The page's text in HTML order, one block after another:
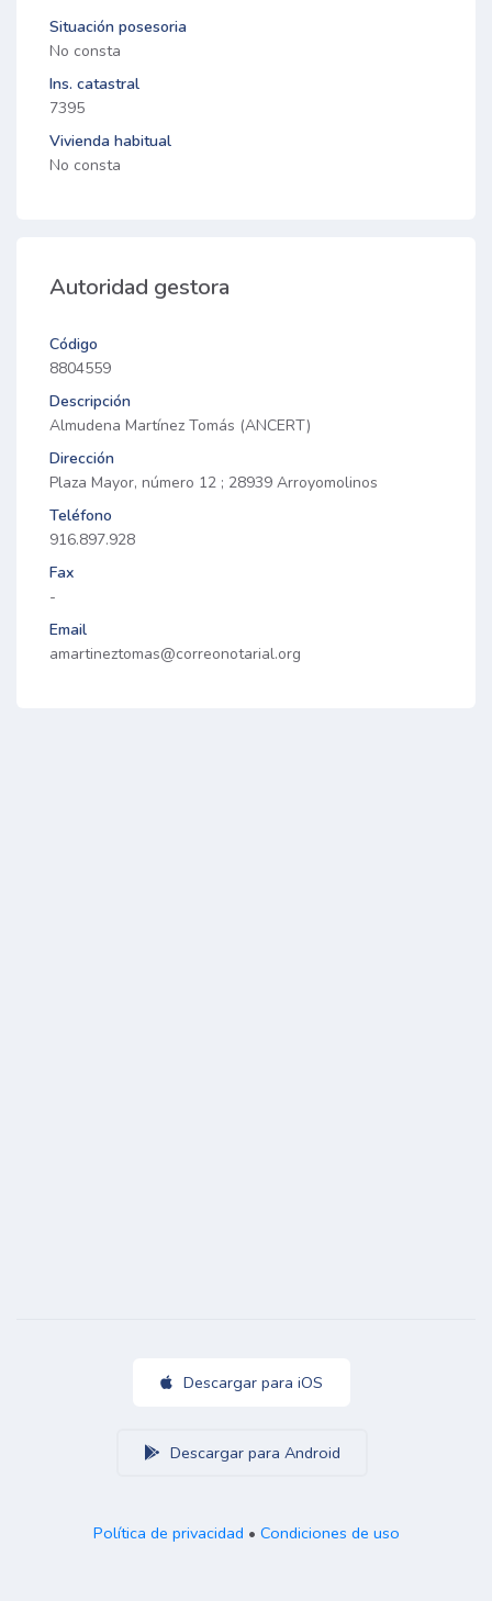
Situación posesoria
No consta
Ins. catastral
7395
Vivienda habitual
No consta
Autoridad gestora
Código
8804559
Descripción
Almudena Martínez Tomás (ANCERT)
Dirección
Plaza Mayor, número 12 ; 28939 Arroyomolinos
Teléfono
916.897.928
Fax
-
Email
amartineztomas@correonotarial.org
Descargar para iOS
Descargar para Android
Política de privacidad • Condiciones de uso